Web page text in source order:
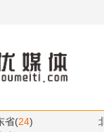
省(24)